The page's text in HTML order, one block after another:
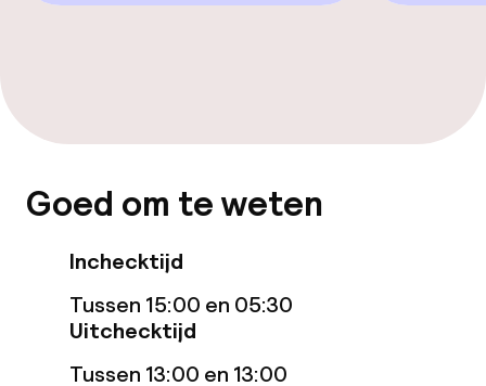
Ligstoelen
Parasols
Goed om te weten
Inchecktijd
Tussen 15:00 en 05:30
Uitchecktijd
Tussen 13:00 en 13:00